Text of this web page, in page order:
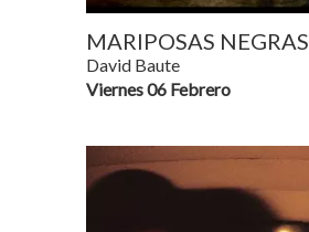
MARIPOSAS NEGRAS
David Baute
Viernes 06 Febrero